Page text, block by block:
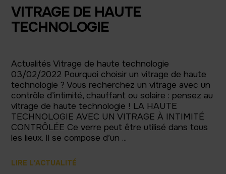
VITRAGE DE HAUTE
TECHNOLOGIE
Actualités Vitrage de haute technologie
03/02/2022 Pourquoi choisir un vitrage de haute
technologie ? Vous recherchez un vitrage avec un
contrôle d’intimité, chauffant ou solaire : pensez au
vitrage de haute technologie ! LA HAUTE
TECHNOLOGIE AVEC UN VITRAGE À INTIMITÉ
CONTRÔLÉE Ce verre peut être utilisé dans tous
les lieux. Il se compose d’un ...
LIRE L'ACTUALITÉ